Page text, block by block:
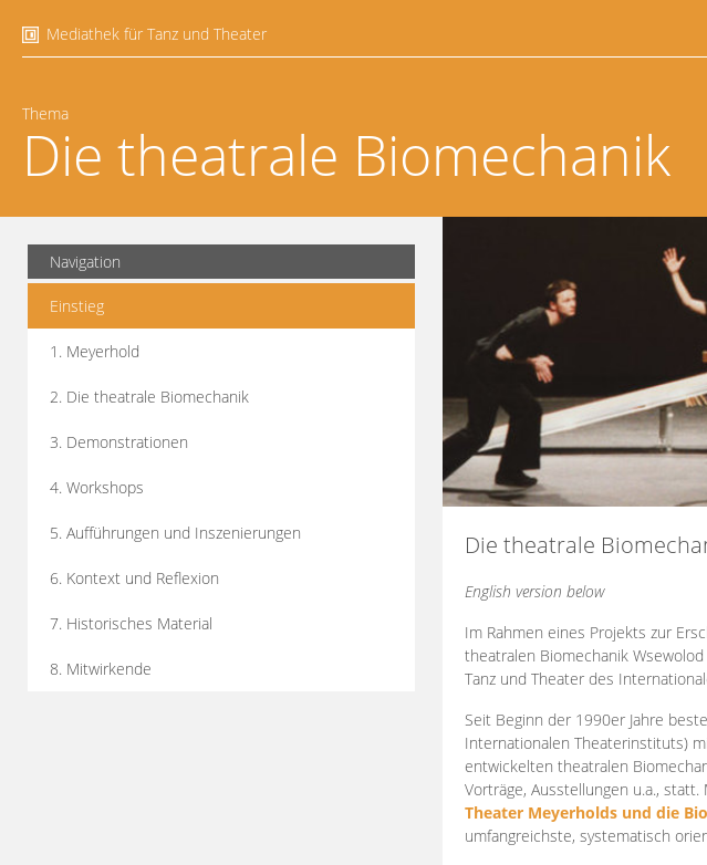
Mediathek für Tanz und Theater
Thema
Die theatrale Biomechanik
Navigation
Einstieg
1. Meyerhold
2. Die theatrale Biomechanik
3. Demonstrationen
4. Workshops
5. Aufführungen und Inszenierungen
6. Kontext und Reflexion
7. Historisches Material
8. Mitwirkende
Die theatrale
English version below
Im Rahmen eines Projekts zur
theatralen Biomechanik
Tanz und Theater des
Seit Beginn der 1990er Jahre
Internationalen Theaterinstituts)
entwickelten theatralen
Vorträge, Ausstellungen u.a., statt.
Theater Meyerholds und die
umfangreichste, systematisch